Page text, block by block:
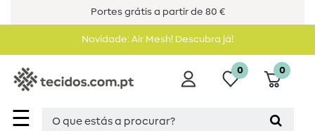
Portes grátis a partir de 80 €
Novidade: Air Mesh! Descubra já!
☰
0 0